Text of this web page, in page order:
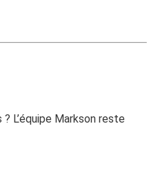
L’équipe Markson reste